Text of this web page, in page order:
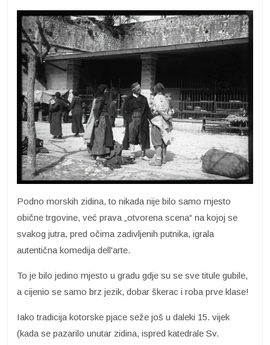
Podno morskih zidina, to nikada nije bilo samo mjesto
obične trgovine, već prava „otvorena scena“ na kojoj se
svakog jutra, pred očima zadivljenih putnika, igrala
autentična komedija dell'arte.
To je bilo jedino mjesto u gradu gdje su se sve titule gubile,
a cijenio se samo brz jezik, dobar škerac i roba prve klase!
Iako tradicija kotorske pjace seže još u daleki 15. vijek
(kada se pazarilo unutar zidina, ispred katedrale Sv.